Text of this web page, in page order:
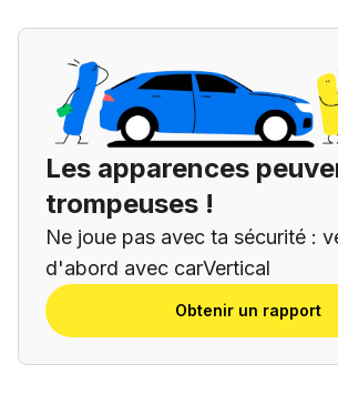
Les apparences
trompeuses !
Ne joue pas avec ta sécurité :
d'abord avec carVertical
Obtenir un rapport